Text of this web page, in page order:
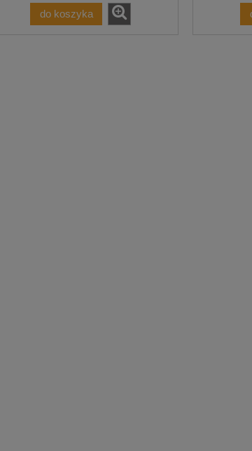
do koszyka